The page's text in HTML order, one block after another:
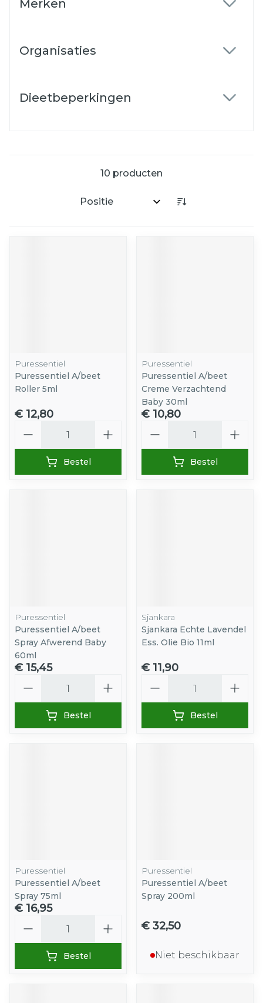
Merken
Organisaties
Dieetbeperkingen
10 producten
Sorteer op:
Puressentiel
Puressentiel A/beet
Roller 5ml
€ 12,80
Bestel
Puressentiel
Puressentiel A/beet
Creme Verzachtend
Baby 30ml
€ 10,80
Bestel
Puressentiel
Puressentiel A/beet
Spray Afwerend Baby
60ml
€ 15,45
Bestel
Sjankara
Sjankara Echte Lavendel
Ess. Olie Bio 11ml
€ 11,90
Bestel
Puressentiel
Puressentiel A/beet
Spray 75ml
€ 16,95
Bestel
Puressentiel
Puressentiel A/beet
Spray 200ml
€ 32,50
Niet beschikbaar